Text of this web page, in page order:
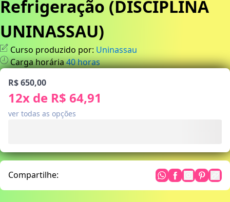
Refrigeração (DISCIPLINA
UNINASSAU)
Curso produzido por: Uninassau
Carga horária40horas
R$ 650,00
12x de R$ 64,91
ver todas as opções
Compartilhe: